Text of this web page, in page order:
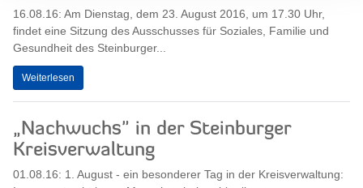
16.08.16: Am Dienstag, dem 23. August 2016, um 17.30 Uhr,
findet eine Sitzung des Ausschusses für Soziales, Familie und
Gesundheit des Steinburger...
Weiterlesen
„Nachwuchs" in der Steinburger
Kreisverwaltung
01.08.16: 1. August - ein besonderer Tag in der Kreisverwaltung: